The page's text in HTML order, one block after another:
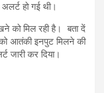
हो गई थी।
को मिल रही है। बता दें
को आतंकी इनपुट मिलने की
जारी कर दिया।